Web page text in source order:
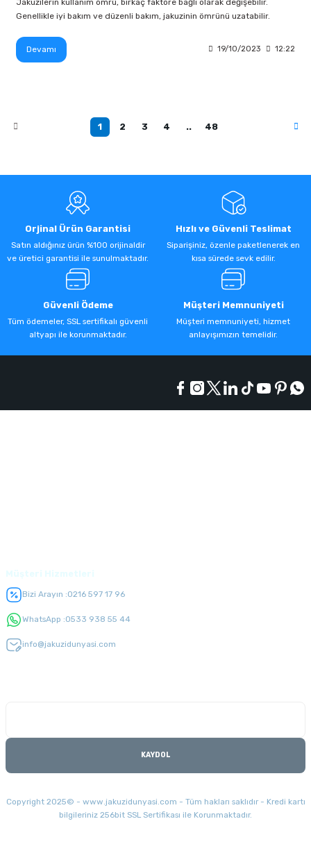
Genellikle iyi bakım ve düzenli bakım, jakuzinin ömrünü uzatabilir.
Devamı 19/10/2023 12:22
1 2 3 4 .. 48
Orjinal Ürün Garantisi
Satın aldığınız ürün %100 orijinaldir
ve üretici garantisi ile sunulmaktadır.
Hızlı ve Güvenli Teslimat
Siparişiniz, özenle paketlenerek en
kısa sürede sevk edilir.
Güvenli Ödeme
Tüm ödemeler, SSL sertifikalı güvenli
altyapı ile korunmaktadır.
Müşteri Memnuniyeti
Müşteri memnuniyeti, hizmet
anlayışımızın temelidir.
Bizi Arayın :0216 597 17 96
WhatsApp :0533 938 55 44
info@jakuzidunyasi.com
KAYDOL
Copyright 2025© - www.jakuzidunyasi.com - Tüm hakları saklıdır - Kredi kartı
bilgileriniz 256bit SSL Sertifikası ile Korunmaktadır.